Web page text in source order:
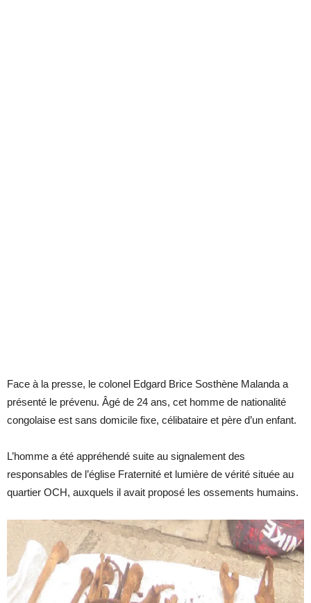
Face à la presse, le colonel Edgard Brice Sosthène Malanda a
présenté le prévenu. Âgé de 24 ans, cet homme de nationalité
congolaise est sans domicile fixe, célibataire et père d’un enfant.
L’homme a été appréhendé suite au signalement des
responsables de l’église Fraternité et lumière de vérité située au
quartier OCH, auxquels il avait proposé les ossements humains.